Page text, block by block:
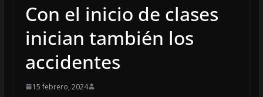
Con el inicio de clases
inician también los
accidentes
15 febrero, 2024